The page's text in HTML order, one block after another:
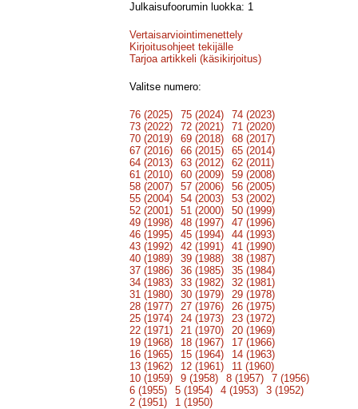
Julkaisufoorumin luokka: 1
Vertaisarviointimenettely
Kirjoitusohjeet tekijälle
Tarjoa artikkeli (käsikirjoitus)
Valitse numero:
76 (2025) 75 (2024)
74 (2023)
73 (2022)
72 (2021)
71 (2020)
70 (2019)
69 (2018)
68 (2017)
67 (2016)
66 (2015)
65 (2014)
64 (2013)
63 (2012)
62 (2011)
61 (2010)
60 (2009)
59 (2008)
58 (2007)
57 (2006)
56 (2005)
55 (2004)
54 (2003)
53 (2002)
52 (2001)
51 (2000)
50 (1999)
49 (1998)
48 (1997)
47 (1996)
46 (1995)
45 (1994)
44 (1993)
43 (1992)
42 (1991)
41 (1990)
40 (1989)
39 (1988)
38 (1987)
37 (1986)
36 (1985)
35 (1984)
34 (1983)
33 (1982)
32 (1981)
31 (1980)
30 (1979)
29 (1978)
28 (1977)
27 (1976)
26 (1975)
25 (1974)
24 (1973)
23 (1972)
22 (1971)
21 (1970)
20 (1969)
19 (1968)
18 (1967)
17 (1966)
16 (1965)
15 (1964)
14 (1963)
13 (1962)
12 (1961)
11 (1960)
10 (1959)
9 (1958) 8 (1957)
7 (1956)
6 (1955)
5 (1954) 4 (1953)
3 (1952)
2 (1951)
1 (1950)